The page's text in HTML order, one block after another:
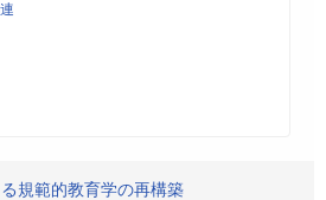
規範的教育学の再構築